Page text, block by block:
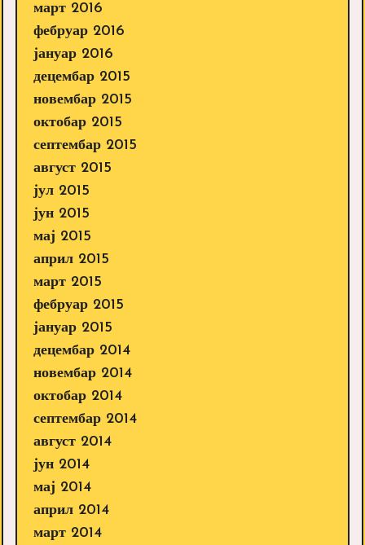
март 2016
фебруар 2016
јануар 2016
децембар 2015
новембар 2015
октобар 2015
септембар 2015
август 2015
јул 2015
јун 2015
мај 2015
април 2015
март 2015
фебруар 2015
јануар 2015
децембар 2014
новембар 2014
октобар 2014
септембар 2014
август 2014
јун 2014
мај 2014
април 2014
март 2014